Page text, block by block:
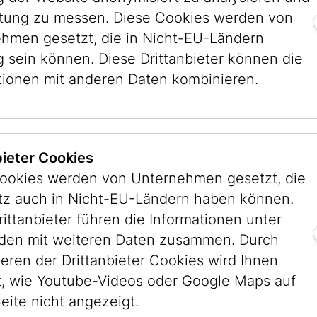
meines Kopfes nie gesehen.“ Sie bedeckte
Privatheit der eigenen Räume.
es jedoch in den verschiedenen orthodoxen
Meinungen zum Bedecken des Haares nach
einige Rabbiner, dass dies
Eva sei, die durch das Kosten der verbotenen
Vertreibung aus dem Paradies angesehen
war hingegen Chatam Sofer
erkennbaren Unterschied zwischen
Ausdruck der Bescheidenheit verfehlt sah.
Joshua Boaz ben Simon Baruch (gest.
erlaubt. Seine Entscheidung, dass eine
nicht aufgeben darf, wurde auch in
aufgenommen. Doch auch heute noch gibt
zu messen. Diese Cookies werden von
gesetzt, die in Nicht-EU-Ländern
sein können. Diese Drittanbieter können die
mit anderen Daten kombinieren.
Cookies
werden von Unternehmen gesetzt, die
auch in Nicht-EU-Ländern haben können.
führen die Informationen unter
mit weiteren Daten zusammen. Durch
der Drittanbieter Cookies wird Ihnen
wie Youtube-Videos oder Google Maps auf
nicht angezeigt.